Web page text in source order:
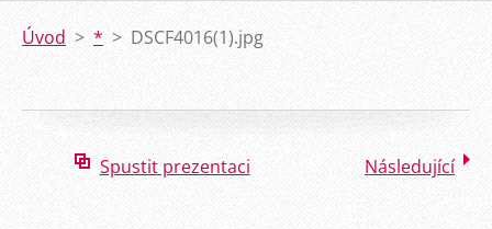
Úvod > * > DSCF4016(1).jpg
Spustit prezentaci Následující